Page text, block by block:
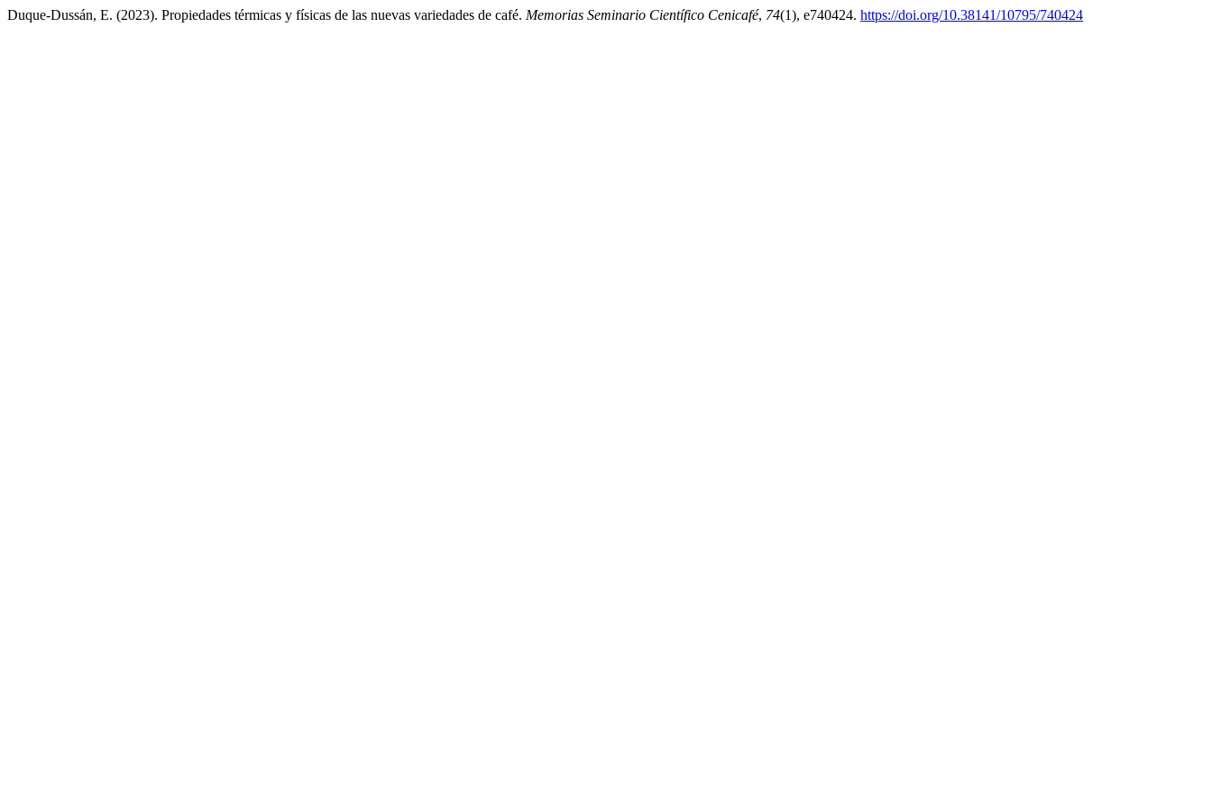
Duque-Dussán, E. (2023). Propiedades térmicas y físicas de las nuevas variedades de café. Memorias Seminario Científico Cenicafé, 74(1), e740424. https://doi.org/10.38141/10795/740424